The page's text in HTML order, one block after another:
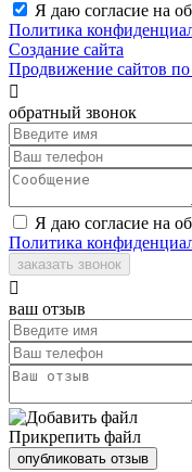
Я даю согласие на
Политика
Создание сайта
Продвижение сайтов по

обратный звонок
Я даю согласие на
Политика
заказать звонок

ваш отзыв
Прикрепить файл
опубликовать отзыв